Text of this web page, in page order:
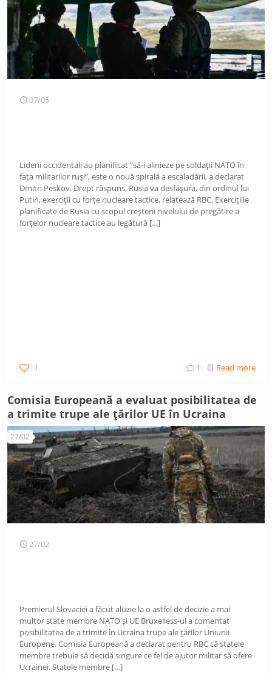
07/05
Liderii occidentali au planificat ”să-i alinieze pe soldații NATO în
fața militarilor ruși”, este o nouă spirală a escaladării, a declarat
Dmitri Peskov. Drept răspuns, Rusia va desfășura, din ordinul lui
Putin, exerciții cu forțe nucleare tactice, relatează RBC. Exercițiile
planificate de Rusia cu scopul creșterii nivelului de pregătire a
forțelor nucleare tactice au legătură […]
1 1 Read more
Comisia Europeană a evaluat posibilitatea de
a trimite trupe ale țărilor UE în Ucraina
27/02
27/02
Premierul Slovaciei a făcut aluzie la o astfel de decizie a mai
multor state membre NATO și UE Bruxelless-ul a comentat
posibilitatea de a trimite în Ucraina trupe ale țărilor Uniunii
Europene. Comisia Europeană a declarat pentru RBC că statele
membre trebuie să decidă singure ce fel de ajutor militar să ofere
Ucrainei. Statele membre […]